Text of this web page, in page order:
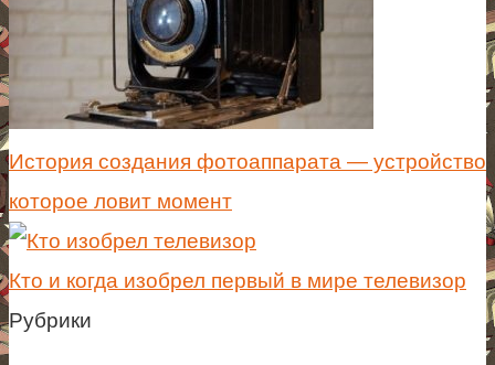
История создания фотоаппарата — устройство
которое ловит момент
Кто и когда изобрел первый в мире телевизор
Рубрики